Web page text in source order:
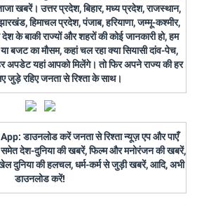
खबरें। उत्तर प्रदेश, बिहार, मध्य प्रदेश, राजस्थान,
हिमाचल प्रदेश, पंजाब, हरियाणा, जम्मू-कश्मीर,
के बाकी राज्यों और शहरों की कोई जानकारी हो, हम
बजट का मौसम, कहां चल रहा क्या सियासी दांव-पेच,
अपडेट यहां आपको मिलेंगे। तो फिर अपने राज्य की हर
जुड़े रहिए जनता से रिश्ता के साथ।
डाउनलोड करें जनता से रिश्ता न्यूज़ एप और पाएँ
समेत देश-दुनिया की खबरें, फिल्म और मनोरंजन की खबरें,
दुनिया की हलचल, धर्म-कर्म से जुड़ी खबरें, आदि, अभी
डाउनलोड करें!